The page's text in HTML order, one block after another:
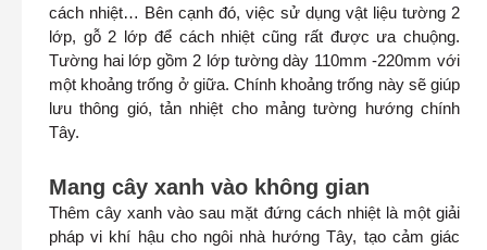
cách nhiệt… Bên cạnh đó, việc sử dụng vật liệu tường 2
lớp, gỗ 2 lớp để cách nhiệt cũng rất được ưa chuộng.
Tường hai lớp gồm 2 lớp tường dày 110mm -220mm với
một khoảng trống ở giữa. Chính khoảng trống này sẽ giúp
lưu thông gió, tản nhiệt cho mảng tường hướng chính
Tây.
Mang cây xanh vào không gian
Thêm cây xanh vào sau mặt đứng cách nhiệt là một giải
pháp vi khí hậu cho ngôi nhà hướng Tây, tạo cảm giác